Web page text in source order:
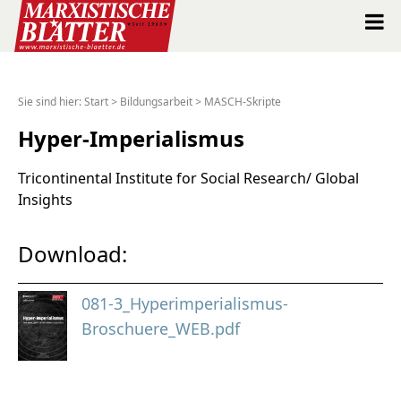
Suche
Abo
Spenden
Über uns
Sie sind hier:Start > Bildungsarbeit > MASCH-Skripte
Hyper-Imperialismus
Tricontinental Institute for Social Research/ Global
Insights
Download:
081-3_Hyperimperialismus-
Broschuere_WEB.pdf